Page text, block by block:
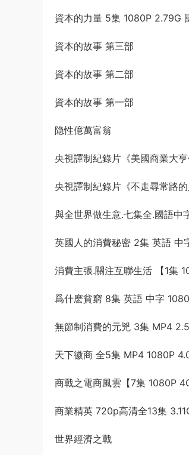
資本的力量 5集 1080P 2.79G
資本的故事 第三部
資本的故事 第二部
資本的故事 第一部
隐性億萬富翁
央視譯制紀錄片《美國商業大
央視譯制紀錄片《不走尋常路
與全世界做生意.七集全.國語
英國人的消費秘密 2集 英語 中
消費主張.關注互聯生活 【1集
爲什麽貧窮 8集 英語 中字
無節制消費的元兇 3集 MP4
天下徽商 全5集 MP4 1080P
商戰之電商風雲【7集 1080P
商業精英 720p高清全13集
世界經濟之戰